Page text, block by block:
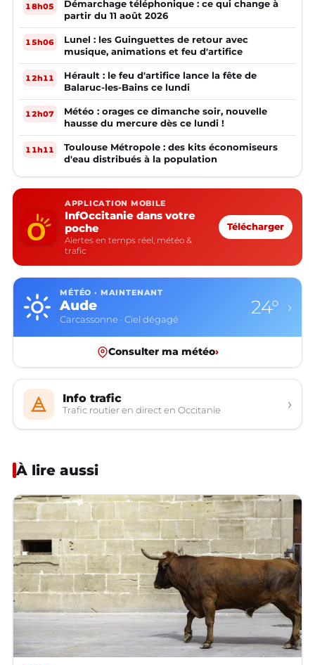
18h05
Démarchage téléphonique : ce qui change à
partir du 11 août 2026
15h06
Lunel : les Guinguettes de retour avec
musique, animations et feu d'artifice
12h11
Hérault : le feu d'artifice lance la fête de
Balaruc-les-Bains ce lundi
12h07
Météo : orages ce dimanche soir, nouvelle
hausse du mercure dès ce lundi !
11h11
Toulouse Métropole : des kits économiseurs
d'eau distribués à la population
APPLICATION MOBILE
InfOccitanie dans votre
poche
Alertes en temps réel, météo &
trafic
Télécharger
MÉTÉO · MAINTENANT
Aude
Carcassonne · Ciel dégagé
24° ›
Consulter ma météo›
Info trafic
Trafic routier en direct en Occitanie ›
À lire aussi